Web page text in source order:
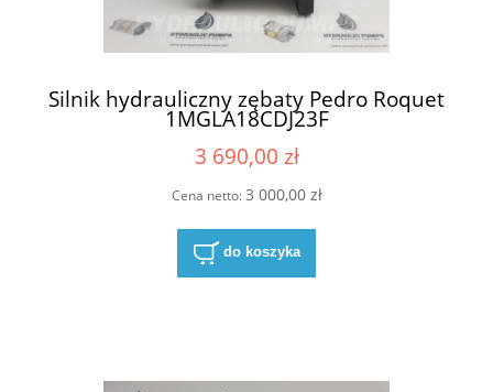
Silnik hydrauliczny zębaty Pedro Roquet
1MGLA18CDJ23F
3 690,00 zł
Cena netto:3 000,00 zł
do koszyka